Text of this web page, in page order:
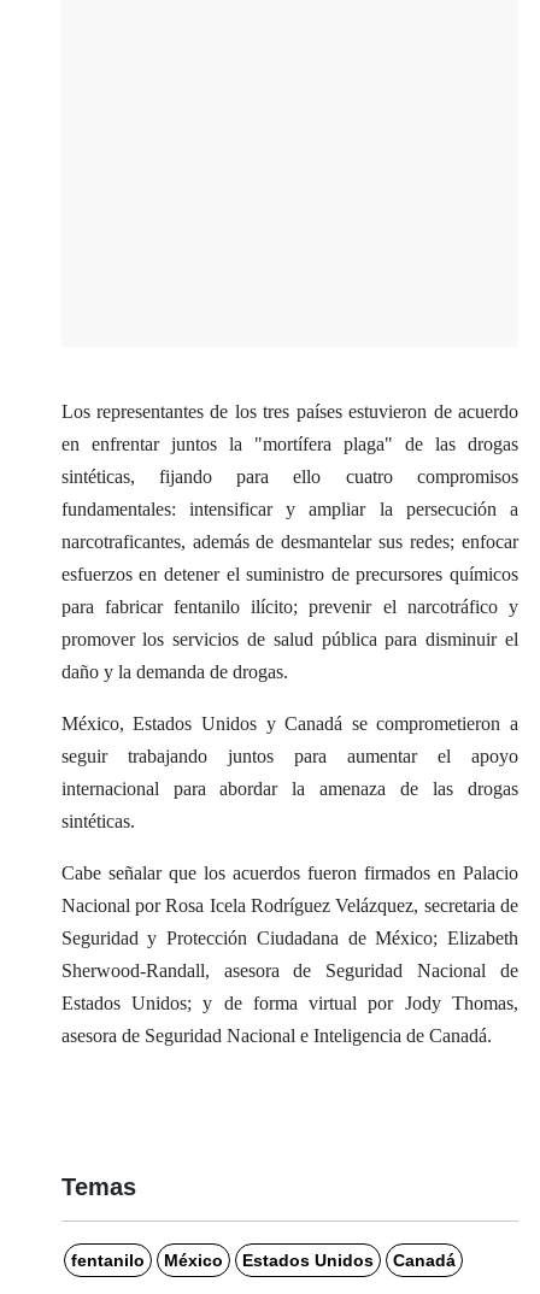
Los representantes de los tres países estuvieron de acuerdo
en enfrentar juntos la "mortífera plaga" de las drogas
sintéticas, fijando para ello cuatro compromisos
fundamentales: intensificar y ampliar la persecución a
narcotraficantes, además de desmantelar sus redes; enfocar
esfuerzos en detener el suministro de precursores químicos
para fabricar fentanilo ilícito; prevenir el narcotráfico y
promover los servicios de salud pública para disminuir el
daño y la demanda de drogas.
México, Estados Unidos y Canadá se comprometieron a
seguir trabajando juntos para aumentar el apoyo
internacional para abordar la amenaza de las drogas
sintéticas.
Cabe señalar que los acuerdos fueron firmados en Palacio
Nacional por Rosa Icela Rodríguez Velázquez, secretaria de
Seguridad y Protección Ciudadana de México; Elizabeth
Sherwood-Randall, asesora de Seguridad Nacional de
Estados Unidos; y de forma virtual por Jody Thomas,
asesora de Seguridad Nacional e Inteligencia de Canadá.
Temas
fentanilo México Estados Unidos Canadá